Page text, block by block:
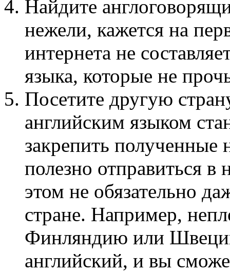
Найдите
нежели, кажется на
интернета не
языка, которые не
Посетите другую
английским языком
закрепить полученные
полезно отправиться
этом не обязательно
стране. Например,
Финляндию или
английский, и вы